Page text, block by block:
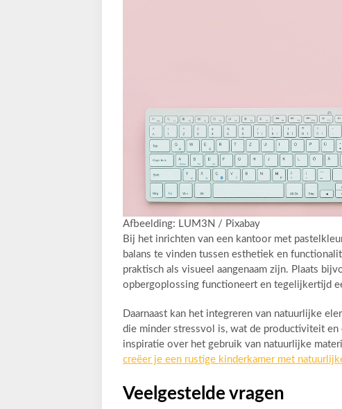
Afbeelding: LUM3N / Pixabay
Bij het inrichten van een kantoor met
balans te vinden tussen esthetiek en
praktisch als visueel aangenaam zijn. Plaats
opbergoplossing functioneert en tegelijkertijd
Daarnaast kan het integreren van natuurlijke
die minder stressvol is, wat de productiviteit
inspiratie over het gebruik van natuurlijke
creëer je een rustige kinderkamer met
Veelgestelde vragen